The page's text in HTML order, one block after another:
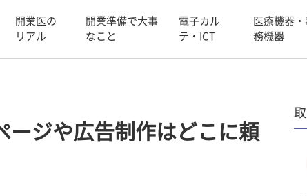
開業医の
リアル
開業準備で大事
なこと
電子カル
テ・ICT
医療機器・
務機器
ージや広告制作はどこに頼